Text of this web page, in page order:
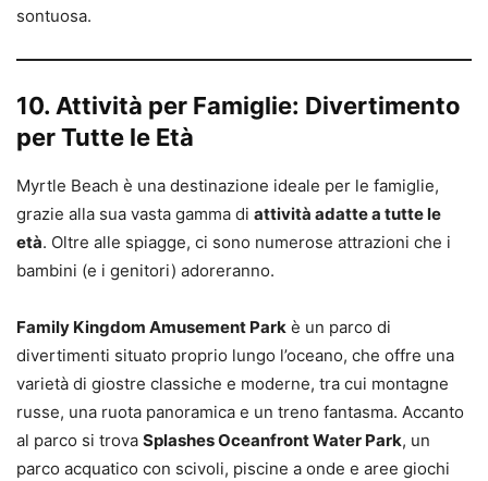
sontuosa.
10. Attività per Famiglie: Divertimento
per Tutte le Età
Myrtle Beach è una destinazione ideale per le famiglie,
grazie alla sua vasta gamma di attività adatte a tutte le
età. Oltre alle spiagge, ci sono numerose attrazioni che i
bambini (e i genitori) adoreranno.
Family Kingdom Amusement Park è un parco di
divertimenti situato proprio lungo l’oceano, che offre una
varietà di giostre classiche e moderne, tra cui montagne
russe, una ruota panoramica e un treno fantasma. Accanto
al parco si trova Splashes Oceanfront Water Park, un
parco acquatico con scivoli, piscine a onde e aree giochi